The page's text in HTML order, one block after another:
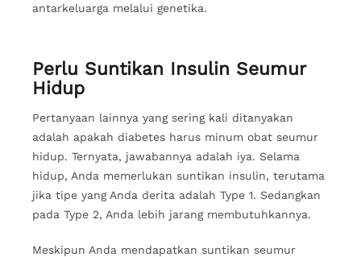
antarkeluarga melalui genetika.
Perlu Suntikan Insulin Seumur
Hidup
Pertanyaan lainnya yang sering kali ditanyakan
adalah apakah diabetes harus minum obat seumur
hidup. Ternyata, jawabannya adalah iya. Selama
hidup, Anda memerlukan suntikan insulin, terutama
jika tipe yang Anda derita adalah Type 1. Sedangkan
pada Type 2, Anda lebih jarang membutuhkannya.
Meskipun Anda mendapatkan suntikan seumur